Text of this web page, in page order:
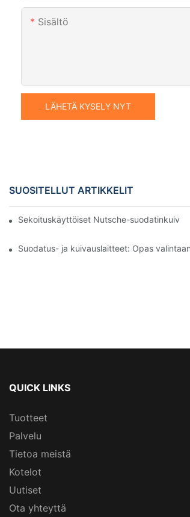
Sisältö
LÄHETÄ KYSELY NYT
SUOSITELLUT ARTIKKELIT
Sekoituskäyttöiset Nutsche-
Suodatus- ja kuivauslaitteet: Opas
QUICK LINKS
Tuotteet
Palvelu
Tietoa meistä
Kotelot
Uutiset
Ota yhteyttä